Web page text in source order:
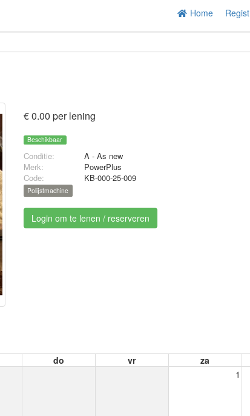
Home
€ 0.00 per lening
Beschikbaar
Conditie:
A - As new
Merk:
PowerPlus
Code:
KB-000-25-009
Polijstmachine
Login om te lenen / reserveren
do vr za
1